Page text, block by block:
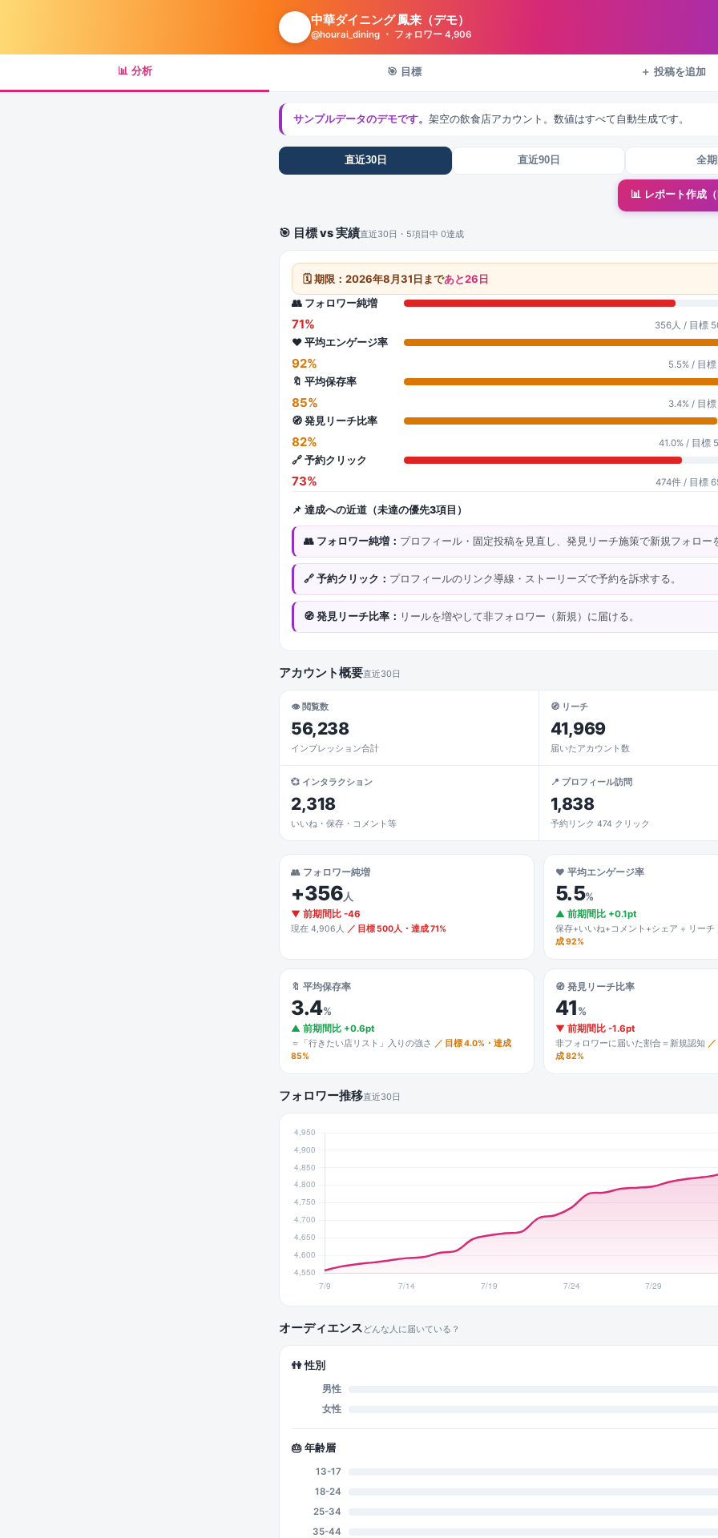
中華ダイニング 鳳来（デモ）
@hourai_dining ・ フォロワー 4,906
📊 分析 🎯 目標 ＋ 投稿を追加
サンプルデータのデモです。 架空の飲食店アカウント。数値はすべて自動生成です。
直近30日 直近90日 全
📊 レポート作成
🎯 目標 vs 実績直近30日・5項目中 0達成
🗓 期限：2026年8月31日まであと26日
👥 フォロワー純増
71% 356人 / 目標
❤️ 平均エンゲージ率
92% 5.5% / 目
🔖 平均保存率
85% 3.4% / 目
🧭 発見リーチ比率
82% 41.0% / 目標
🔗 予約クリック
73% 474件 / 目標
📌 達成への近道（未達の優先3項目）
👥 フォロワー純増： プロフィール・固定投稿を見直し、発見リーチ施策で新規フォロー
🔗 予約クリック： プロフィールのリンク導線・ストーリーズで予約を訴求する。
🧭 発見リーチ比率： リールを増やして非フォロワー（新規）に届ける。
アカウント概要直近30日
👁 閲覧数
56,238
インプレッション合計
🧭 リーチ
41,969
届いたアカウント数
💞 インタラクション
2,318
いいね・保存・コメント等
📍 プロフィール訪問
1,838
予約リンク 474 クリック
👥 フォロワー純増
+356人
▼ 前期間比 -46
現在 4,906人 ／ 目標 500人・達成 71%
❤️ 平均エンゲージ率
5.5%
▲ 前期間比 +0.1pt
保存+いいね+コメント+シェア ÷ リーチ
成 92%
🔖 平均保存率
3.4%
▲ 前期間比 +0.6pt
＝「行きたい店リスト」入りの強さ ／ 目標 4.0%・達成
85%
🧭 発見リーチ比率
41%
▼ 前期間比 -1.6pt
非フォロワーに届いた割合＝新規認知
成 82%
フォロワー推移直近30日
オーディエンスどんな人に届いている？
👫 性別
男性
女性
🎂 年齢層
13-17
18-24
25-34
35-44